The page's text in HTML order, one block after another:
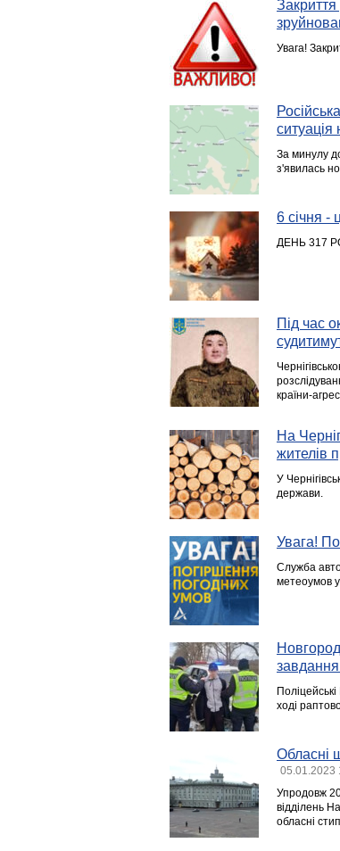
Закриття
Увага!
ситуація
За минулу
з'явилась
6 січня -
ДЕНЬ 317
Під час
країни-
На
жителів
У
держави.
Увага!
Служба
метеоумов
ході
Обласні
05.01.2023
Упродовж
відділень
обласні